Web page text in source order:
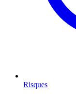
Risques